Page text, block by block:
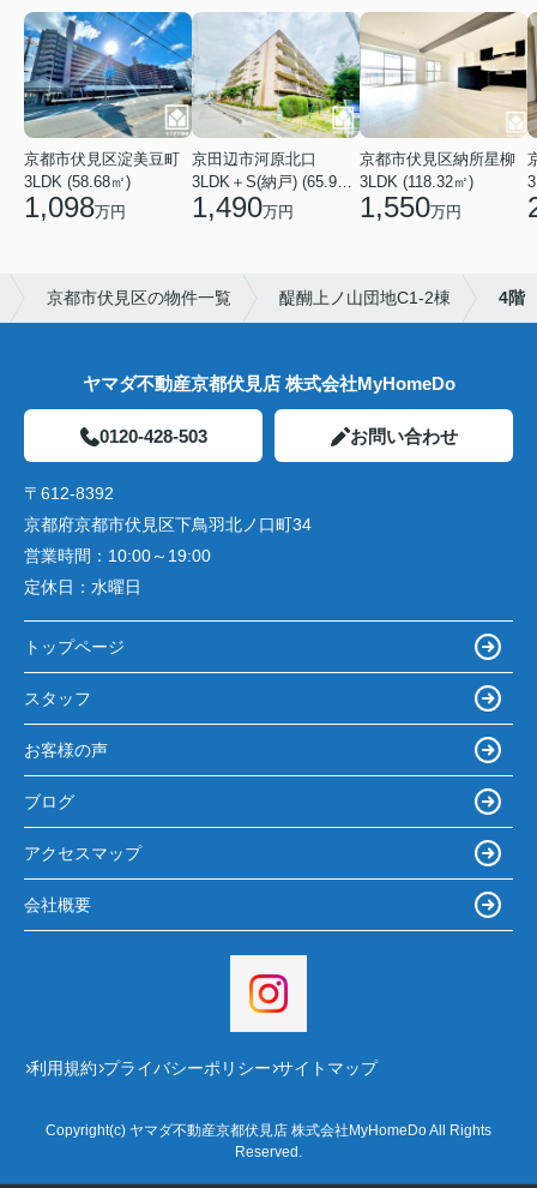
京都市伏見区淀美豆町
3LDK (58.68㎡)
1,098万円
京田辺市河原北口
3LDK＋S(納戸) (65.91㎡)
1,490万円
京都市伏見区納所星柳
3LDK (118.32㎡)
1,550万円
京都市伏見区の物件一覧 醍醐上ノ山団地C1-2棟 4階
ヤマダ不動産京都伏見店 株式会社MyHomeDo
0120-428-503 お問い合わせ
〒612-8392
京都府京都市伏見区下鳥羽北ノ口町34
営業時間： 10:00～19:00
定休日： 水曜日
トップページ
スタッフ
お客様の声
ブログ
アクセスマップ
会社概要
利用規約 プライバシーポリシー サイトマップ
Copyright(c) ヤマダ不動産京都伏見店 株式会社MyHomeDo All Rights
Reserved.